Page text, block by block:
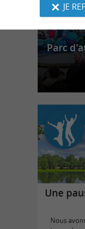
Parc
Une
Nous
JE